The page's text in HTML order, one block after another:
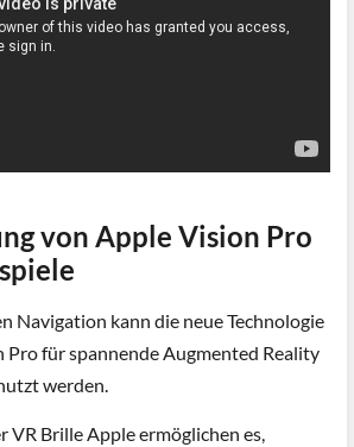
von Apple Vision Pro
Navigation kann die neue Technologie
Pro für spannende Augmented Reality
werden.
VR Brille Apple ermöglichen es,